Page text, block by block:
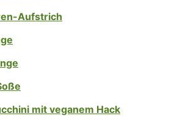
Aufstrich
mit veganem Hack